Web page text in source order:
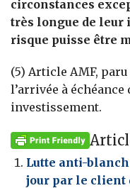
circonstances
très longue de leur
risque puisse être
(5) Article AMF,
l’arrivée à
investissement.
Lutte anti-
jour par le client